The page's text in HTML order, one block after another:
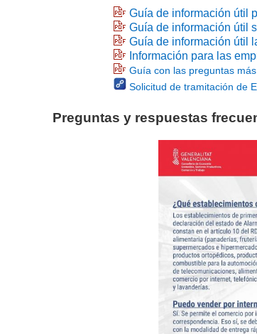
Guía de información útil
Guía de información útil
Guía de información útil
Información para las
Guía con las preguntas
Solicitud de tramitación de
Preguntas y respuestas